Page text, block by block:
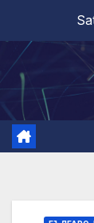
content